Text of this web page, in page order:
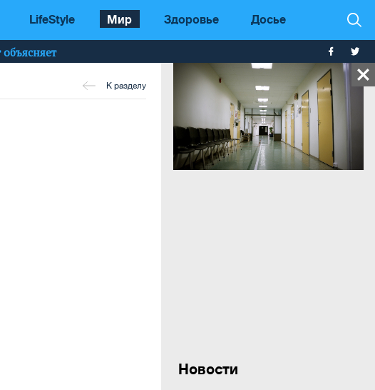
LifeStyle Мир Здоровье Досье
объясняет
Новости
К разделу